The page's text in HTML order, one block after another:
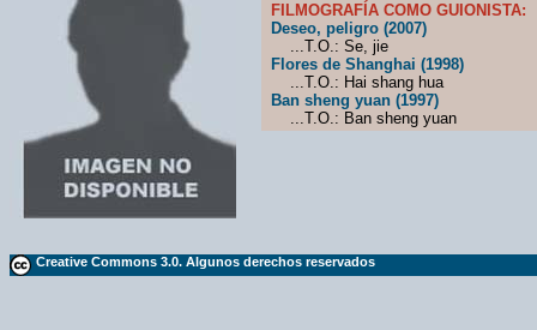
FILMOGRAFÍA COMO GUIONISTA:
Deseo, peligro (2007)
...T.O.: Se, jie
Flores de Shanghai (1998)
...T.O.: Hai shang hua
Ban sheng yuan (1997)
...T.O.: Ban sheng yuan
Creative Commons 3.0. Algunos derechos reservados